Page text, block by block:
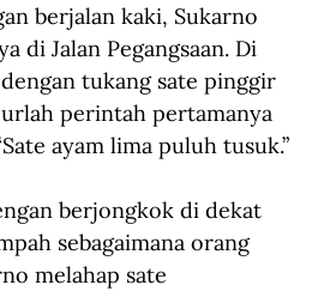
berjalan kaki, Sukarno
di Jalan Pegangsaan. Di
tukang sate pinggir
perintah pertamanya
ayam lima puluh tusuk.”
berjongkok di dekat
sebagaimana orang
melahap sate